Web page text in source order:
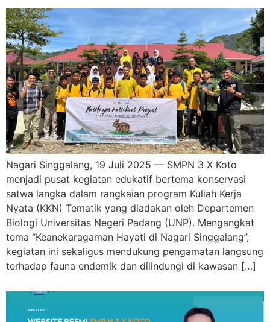
Nagari Singgalang, 19 Juli 2025 — SMPN 3 X Koto
menjadi pusat kegiatan edukatif bertema konservasi
satwa langka dalam rangkaian program Kuliah Kerja
Nyata (KKN) Tematik yang diadakan oleh Departemen
Biologi Universitas Negeri Padang (UNP). Mengangkat
tema “Keanekaragaman Hayati di Nagari Singgalang”,
kegiatan ini sekaligus mendukung pengamatan langsung
terhadap fauna endemik dan dilindungi di kawasan […]